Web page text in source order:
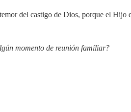
del castigo de Dios, porque el
momento de reunión familiar?